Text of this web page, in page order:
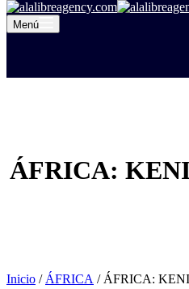
Menú
ÁFRICA:
Inicio / ÁFRICA / ÁFRICA: